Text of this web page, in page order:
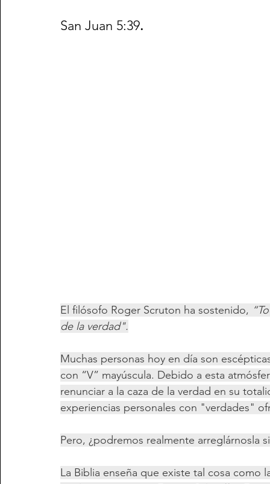
San Juan 5:39.
El filósofo Roger Scruton ha sostenido,
de la verdad".
Muchas personas hoy en día son
con “V” mayúscula. Debido a esta
renunciar a la caza de la verdad en su
experiencias personales con "verdades"
Pero, ¿podremos realmente arreglárnosla
La Biblia enseña que existe tal cosa